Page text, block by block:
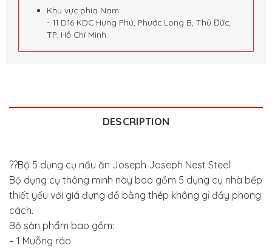
Khu vực phía Nam:
- 11 D16 KDC Hưng Phú, Phước Long B, Thủ Đức,
TP. Hồ Chí Minh.
DESCRIPTION
??Bộ 5 dụng cụ nấu ăn Joseph Joseph Nest Steel
Bộ dụng cụ thông minh này bao gồm 5 dụng cụ nhà bếp
thiết yếu với giá đựng đồ bằng thép không gỉ đầy phong
cách.
Bộ sản phẩm bao gồm:
– 1 Muỗng ráo